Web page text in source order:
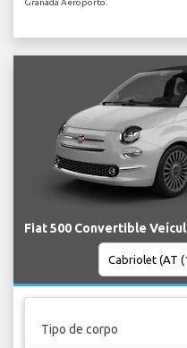
Granada Aeroporto.
Fiat 500 Convertible
Tipo de corpo